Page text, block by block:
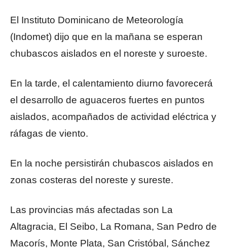
El Instituto Dominicano de Meteorología
(Indomet) dijo que en la mañana se esperan
chubascos aislados en el noreste y suroeste.
En la tarde, el calentamiento diurno favorecerá
el desarrollo de aguaceros fuertes en puntos
aislados, acompañados de actividad eléctrica y
ráfagas de viento.
En la noche persistirán chubascos aislados en
zonas costeras del noreste y sureste.
Las provincias más afectadas son La
Altagracia, El Seibo, La Romana, San Pedro de
Macorís, Monte Plata, San Cristóbal, Sánchez